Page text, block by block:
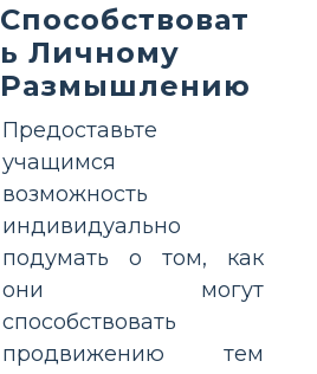
Способствоват
ь Личному
Размышлению
Предоставьте
учащимся
возможность
индивидуально
подумать о том, как
они могут
способствовать
продвижению тем